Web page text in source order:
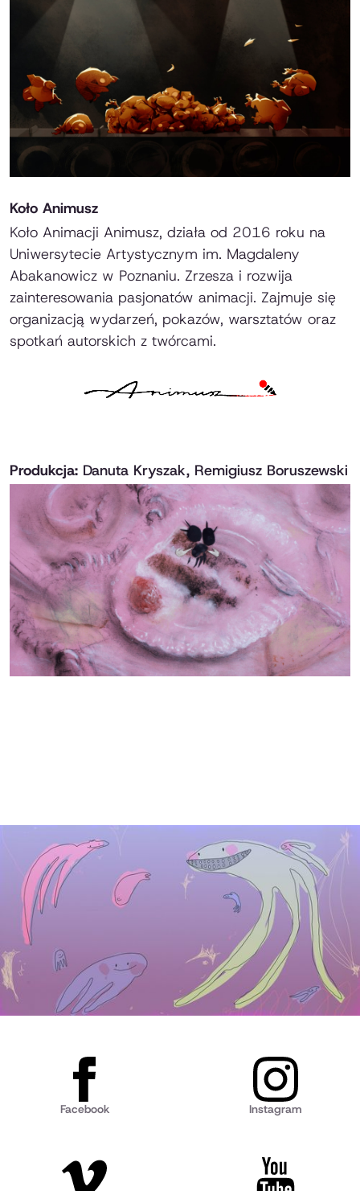
Koło Animusz
Koło Animacji Animusz, działa od 2016 roku na
Uniwersytecie Artystycznym im. Magdaleny
Abakanowicz w Poznaniu. Zrzesza i rozwija
zainteresowania pasjonatów animacji. Zajmuje się
organizacją wydarzeń, pokazów, warsztatów oraz
spotkań autorskich z twórcami.
Produkcja: Danuta Kryszak, Remigiusz Boruszewski
Facebook Instagram